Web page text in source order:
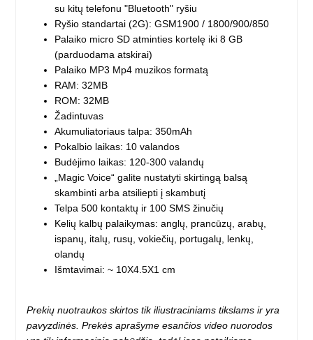
su kitų telefonu "Bluetooth" ryšiu
Ryšio standartai (2G): GSM1900 / 1800/900/850
Palaiko micro SD atminties kortelę iki 8 GB
(parduodama atskirai)
Palaiko MP3 Mp4 muzikos formatą
RAM: 32MB
ROM: 32MB
Žadintuvas
Akumuliatoriaus talpa: 350mAh
Pokalbio laikas: 10 valandos
Budėjimo laikas: 120-300 valandų
„Magic Voice“ galite nustatyti skirtingą balsą
skambinti arba atsiliepti į skambutį
Telpa 500 kontaktų ir 100 SMS žinučių
Kelių kalbų palaikymas: anglų, prancūzų, arabų,
ispanų, italų, rusų, vokiečių, portugalų, lenkų,
olandų
Išmtavimai: ~ 10X4.5X1 cm
Prekių nuotraukos skirtos tik iliustraciniams tikslams ir yra
pavyzdinės. Prekės aprašyme esančios video nuorodos